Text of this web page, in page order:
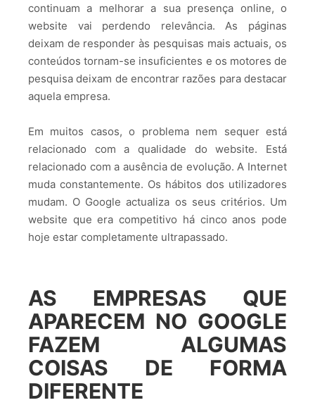
continuam a melhorar a sua presença online, o
website vai perdendo relevância. As páginas
deixam de responder às pesquisas mais actuais, os
conteúdos tornam-se insuficientes e os motores de
pesquisa deixam de encontrar razões para destacar
aquela empresa.
Em muitos casos, o problema nem sequer está
relacionado com a qualidade do website. Está
relacionado com a ausência de evolução. A Internet
muda constantemente. Os hábitos dos utilizadores
mudam. O Google actualiza os seus critérios. Um
website que era competitivo há cinco anos pode
hoje estar completamente ultrapassado.
AS EMPRESAS QUE
APARECEM NO GOOGLE
FAZEM ALGUMAS
COISAS DE FORMA
DIFERENTE